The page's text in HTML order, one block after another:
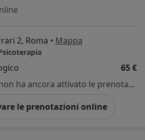
2, Roma • Mappa
65 €
Questo dottore non ha ancora attivato le prenotazioni online presso questo indirizzo.
le prenotazioni online